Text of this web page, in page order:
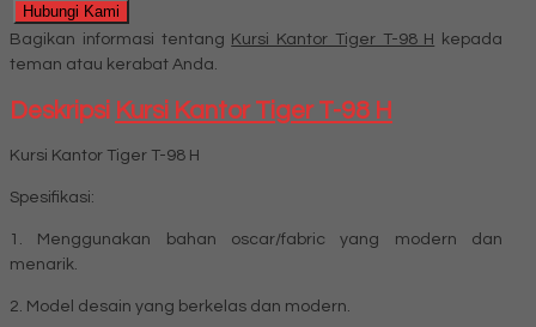
Hubungi Kami
Bagikan informasi tentang Kursi Kantor Tiger T-98 H kepada
teman atau kerabat Anda.
Deskripsi Kursi Kantor Tiger T-98 H
Kursi Kantor Tiger T-98 H
Spesifikasi:
1. Menggunakan bahan oscar/fabric yang modern dan
menarik.
2. Model desain yang berkelas dan modern.